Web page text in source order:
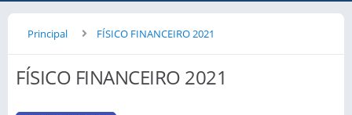
Principal FÍSICO FINANCEIRO 2021
FÍSICO FINANCEIRO 2021